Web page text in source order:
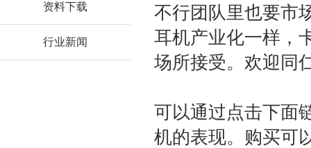
资料下载
行业新闻
不行团队里也要市
耳机产业化一样，
场所接受。欢迎同
可以通过点击下面
机的表现。购买可